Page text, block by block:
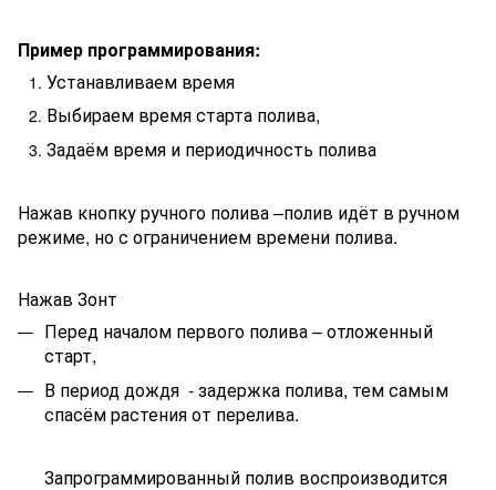
Пример программирования:
Устанавливаем время
Выбираем время старта полива,
Задаём время и периодичность полива
Нажав кнопку ручного полива –полив идёт в ручном
режиме, но с ограничением времени полива.
Нажав Зонт
Перед началом первого полива – отложенный
старт,
В период дождя - задержка полива, тем самым
спасём растения от перелива.
Запрограммированный полив воспроизводится